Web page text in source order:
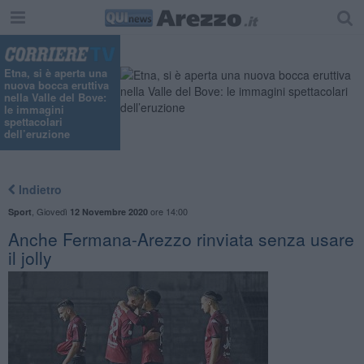
Etna, si è aperta una
nuova bocca eruttiva
nella Valle del Bove:
le immagini
spettacolari
dell’eruzione
Indietro
Sport Giovedì 12 Novembre 2020ore 14:00
Anche Fermana-Arezzo rinviata senza usare
il jolly